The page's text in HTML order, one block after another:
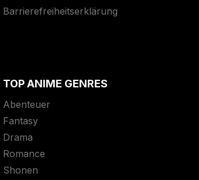
Barrierefreiheitserklärung
TOP ANIME GENRES
Abenteuer
Fantasy
Drama
Romance
Shonen